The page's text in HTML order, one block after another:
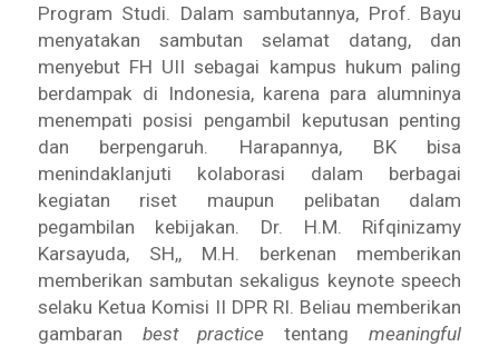
Program Studi. Dalam sambutannya, Prof. Bayu
menyatakan sambutan selamat datang, dan
menyebut FH UII sebagai kampus hukum paling
berdampak di Indonesia, karena para alumninya
menempati posisi pengambil keputusan penting
dan berpengaruh. Harapannya, BK bisa
menindaklanjuti kolaborasi dalam berbagai
kegiatan riset maupun pelibatan dalam
pegambilan kebijakan. Dr. H.M. Rifqinizamy
Karsayuda, SH,, M.H. berkenan memberikan
memberikan sambutan sekaligus keynote speech
selaku Ketua Komisi II DPR RI. Beliau memberikan
gambaran best practice tentangmeaningful